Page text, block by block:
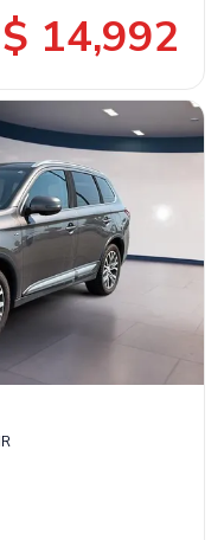
$ 14,992